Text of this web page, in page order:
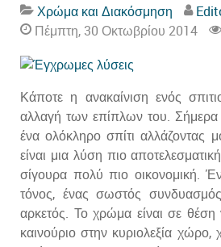
Χρώμα και Διακόσμηση
Πέμπτη, 30 Οκτωβρίου 2014
Κάποτε η ανακαίνιση ενός
αλλαγή των επίπλων του. Σήμερα
ένα ολόκληρο σπίτι αλλάζοντας
είναι μια λύση πιο
σίγουρα πολύ πιο οικονομική.
τόνος, ένας σωστός
αρκετός. Το χρώμα είναι σε θέση
καινούριο στην κυριολεξία χώρο,